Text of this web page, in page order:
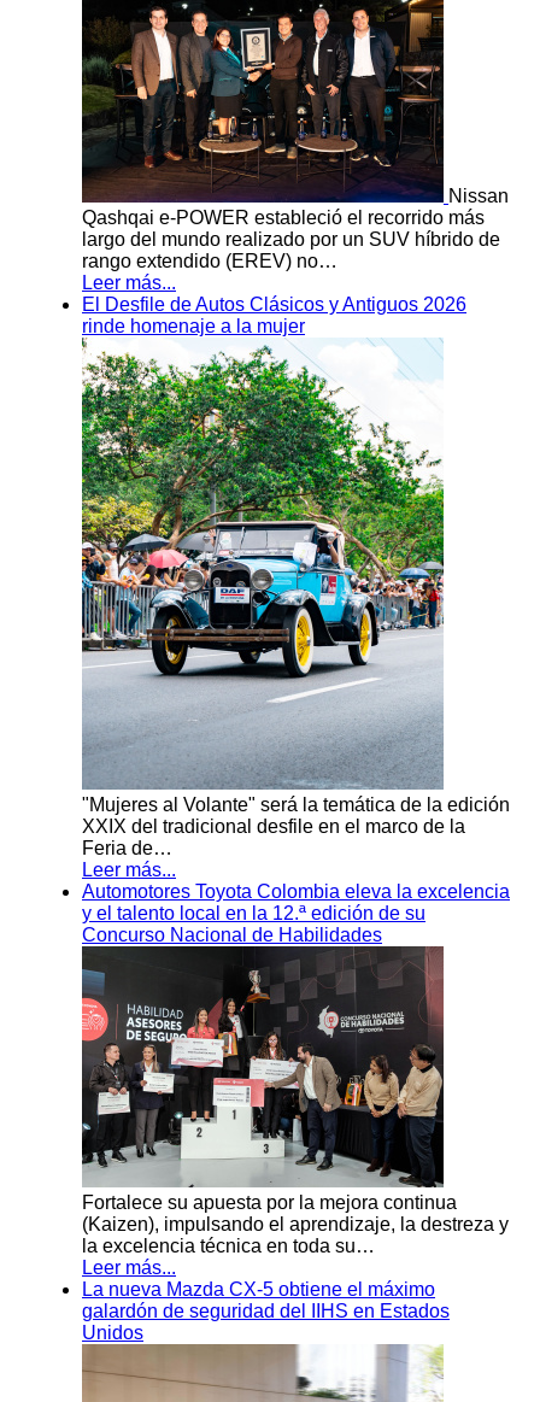
Nissan
Qashqai e-POWER estableció el recorrido más
largo del mundo realizado por un SUV híbrido de
rango extendido (EREV) no…
Leer más...
El Desfile de Autos Clásicos y Antiguos 2026
rinde homenaje a la mujer
"Mujeres al Volante" será la temática de la edición
XXIX del tradicional desfile en el marco de la
Feria de…
Leer más...
Automotores Toyota Colombia eleva la excelencia
y el talento local en la 12.ª edición de su
Concurso Nacional de Habilidades
Fortalece su apuesta por la mejora continua
(Kaizen), impulsando el aprendizaje, la destreza y
la excelencia técnica en toda su…
Leer más...
La nueva Mazda CX-5 obtiene el máximo
galardón de seguridad del IIHS en Estados
Unidos